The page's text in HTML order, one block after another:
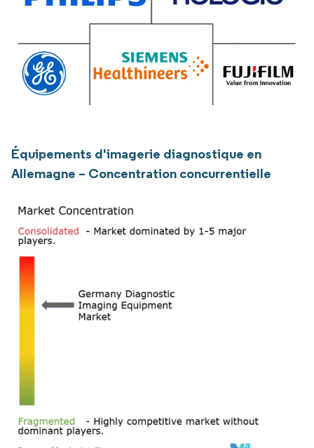
Équipements d'imagerie diagnostique en
Allemagne – Concentration concurrentielle